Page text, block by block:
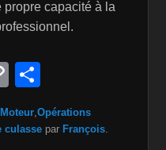
capacité à la
C
p
ar
ta
Moteur ,Opérations
culasse par François